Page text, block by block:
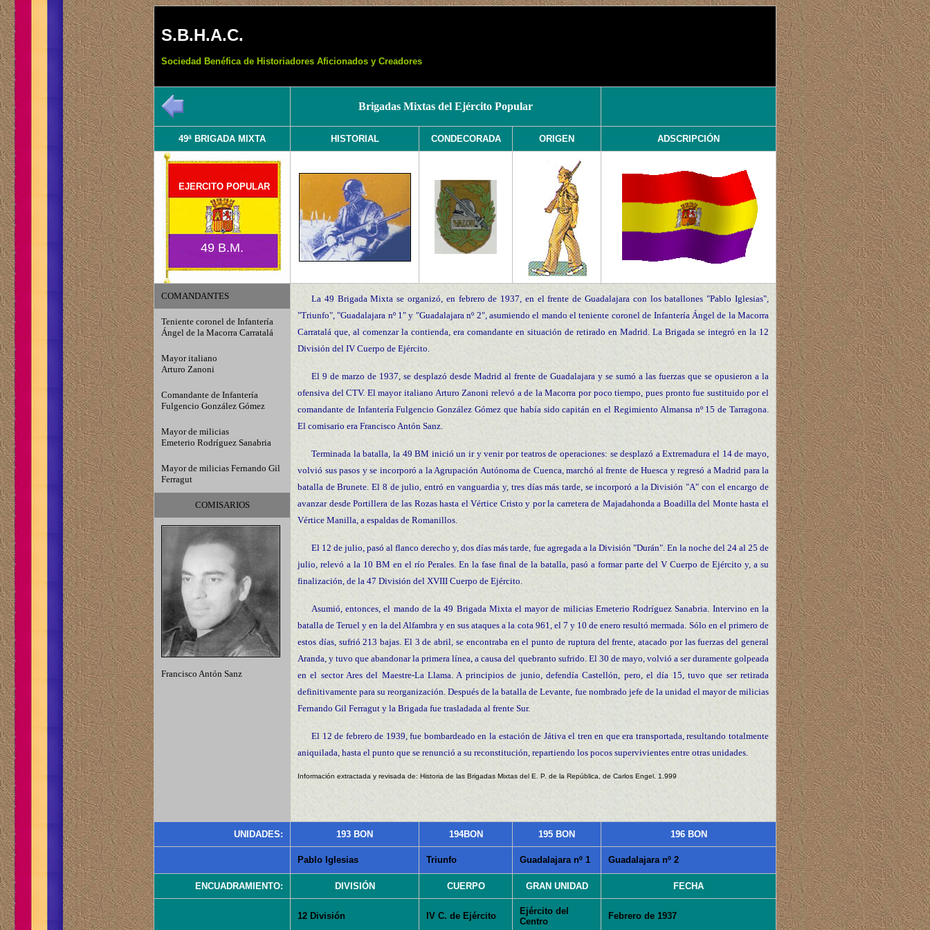
S.B.H.A.C.
Sociedad Benéfica de Historiadores Aficionados y Creadores
Brigadas Mixtas del Ejército Popular
49ª BRIGADA MIXTA HISTORIAL CONDECORADA ORIGEN ADSCRIPCIÓN
EJERCITO POPULAR
49 B.M.
COMANDANTES
La 49 Brigada Mixta se organizó, en febrero de 1937, en el frente de Guadalajara con los batallones "Pablo Iglesias",
"Triunfo", "Guadalajara nº 1" y "Guadalajara nº 2", asumiendo el mando el teniente coronel de Infantería Ángel de la Macorra
Carratalá que, al comenzar la contienda, era comandante en situación de retirado en Madrid. La Brigada se integró en la 12
División del IV Cuerpo de Ejército.
El 9 de marzo de 1937, se desplazó desde Madrid al frente de Guadalajara y se sumó a las fuerzas que se opusieron a la
ofensiva del CTV. El mayor italiano Arturo Zanoni relevó a de la Macorra por poco tiempo, pues pronto fue sustituido por el
comandante de Infantería Fulgencio González Gómez que había sido capitán en el Regimiento Almansa nº 15 de Tarragona.
El comisario era Francisco Antón Sanz.
Terminada la batalla, la 49 BM inició un ir y venir por teatros de operaciones: se desplazó a Extremadura el 14 de mayo,
volvió sus pasos y se incorporó a la Agrupación Autónoma de Cuenca, marchó al frente de Huesca y regresó a Madrid para la
batalla de Brunete. El 8 de julio, entró en vanguardia y, tres días más tarde, se incorporó a la División "A" con el encargo de
avanzar desde Portillera de las Rozas hasta el Vértice Cristo y por la carretera de Majadahonda a Boadilla del Monte hasta el
Vértice Manilla, a espaldas de Romanillos.
El 12 de julio, pasó al flanco derecho y, dos días más tarde, fue agregada a la División "Durán". En la noche del 24 al 25 de
julio, relevó a la 10 BM en el río Perales. En la fase final de la batalla, pasó a formar parte del V Cuerpo de Ejército y, a su
finalización, de la 47 División del XVIII Cuerpo de Ejército.
Asumió, entonces, el mando de la 49 Brigada Mixta el mayor de milicias Emeterio Rodríguez Sanabria. Intervino en la
batalla de Teruel y en la del Alfambra y en sus ataques a la cota 961, el 7 y 10 de enero resultó mermada. Sólo en el primero de
estos días, sufrió 213 bajas. El 3 de abril, se encontraba en el punto de ruptura del frente, atacado por las fuerzas del general
Aranda, y tuvo que abandonar la primera línea, a causa del quebranto sufrido. El 30 de mayo, volvió a ser duramente golpeada
en el sector Ares del Maestre-La Llama. A principios de junio, defendía Castellón, pero, el día 15, tuvo que ser retirada
definitivamente para su reorganización. Después de la batalla de Levante, fue nombrado jefe de la unidad el mayor de milicias
Fernando Gil Ferragut y la Brigada fue trasladada al frente Sur.
El 12 de febrero de 1939, fue bombardeado en la estación de Játiva el tren en que era transportada, resultando totalmente
aniquilada, hasta el punto que se renunció a su reconstitución, repartiendo los pocos supervivientes entre otras unidades.
Información extractada y revisada de: Historia de las Brigadas Mixtas del E. P. de la República, de Carlos Engel. 1.999
Teniente coronel de Infantería
Ángel de la Macorra Carratalá
Mayor italiano
Arturo Zanoni
Comandante de Infantería
Fulgencio González Gómez
Mayor de milicias
Emeterio Rodríguez Sanabria
Mayor de milicias Fernando Gil
Ferragut
COMISARIOS
Francisco Antón Sanz
UNIDADES: 193 BON 194BON 195 BON 196 BON
Pablo Iglesias Triunfo Guadalajara nº 1 Guadalajara nº 2
ENCUADRAMIENTO: DIVISIÓN CUERPO GRAN UNIDAD FECHA
12 División IV C. de Ejército
Ejército del
Centro
Febrero de 1937